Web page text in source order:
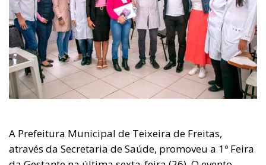
A Prefeitura Municipal de Teixeira de Freitas,
através da Secretaria de Saúde, promoveu a 1º Feira